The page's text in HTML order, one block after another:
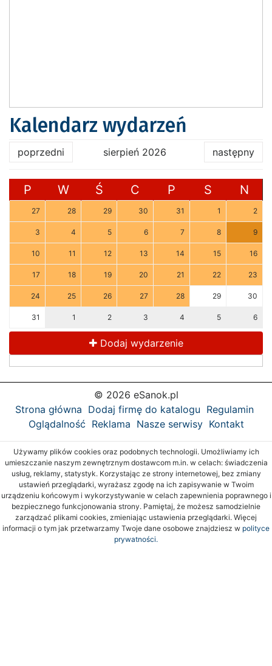
Kalendarz wydarzeń
poprzedni sierpień 2026 następny
P W Ś C P S N
27 28 29 30 31 1 2
3 4 5 6 7 8 9
10 11 12 13 14 15 16
17 18 19 20 21 22 23
24 25 26 27 28 29 30
31 1 2 3 4 5 6
Dodaj wydarzenie
© 2026 eSanok.pl
Strona główna Dodaj firmę do katalogu Regulamin
Oglądalność Reklama Nasze serwisy Kontakt
Używamy plików cookies oraz podobnych technologii. Umożliwiamy ich
umieszczanie naszym zewnętrznym dostawcom m.in. w celach: świadczenia
usług, reklamy, statystyk. Korzystając ze strony internetowej, bez zmiany
ustawień przeglądarki, wyrażasz zgodę na ich zapisywanie w Twoim
urządzeniu końcowym i wykorzystywanie w celach zapewnienia poprawnego i
bezpiecznego funkcjonowania strony. Pamiętaj, że możesz samodzielnie
zarządzać plikami cookies, zmieniając ustawienia przeglądarki. Więcej
informacji o tym jak przetwarzamy Twoje dane osobowe znajdziesz w polityce
prywatności.